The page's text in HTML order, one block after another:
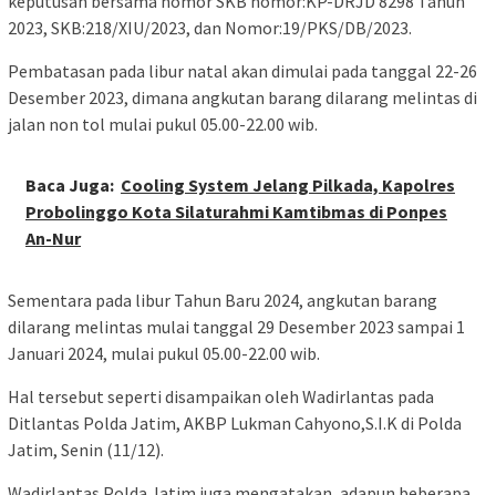
2023, SKB:218/XIU/2023, dan Nomor:19/PKS/DB/2023.
Pembatasan pada libur natal akan dimulai pada tanggal 22-26
Desember 2023, dimana angkutan barang dilarang melintas di
jalan non tol mulai pukul 05.00-22.00 wib.
Baca Juga: Cooling System Jelang Pilkada, Kapolres
Probolinggo Kota Silaturahmi Kamtibmas di Ponpes
An-Nur
Sementara pada libur Tahun Baru 2024, angkutan barang
dilarang melintas mulai tanggal 29 Desember 2023 sampai 1
Januari 2024, mulai pukul 05.00-22.00 wib.
Hal tersebut seperti disampaikan oleh Wadirlantas pada
Ditlantas Polda Jatim, AKBP Lukman Cahyono,S.I.K di Polda
Jatim, Senin (11/12).